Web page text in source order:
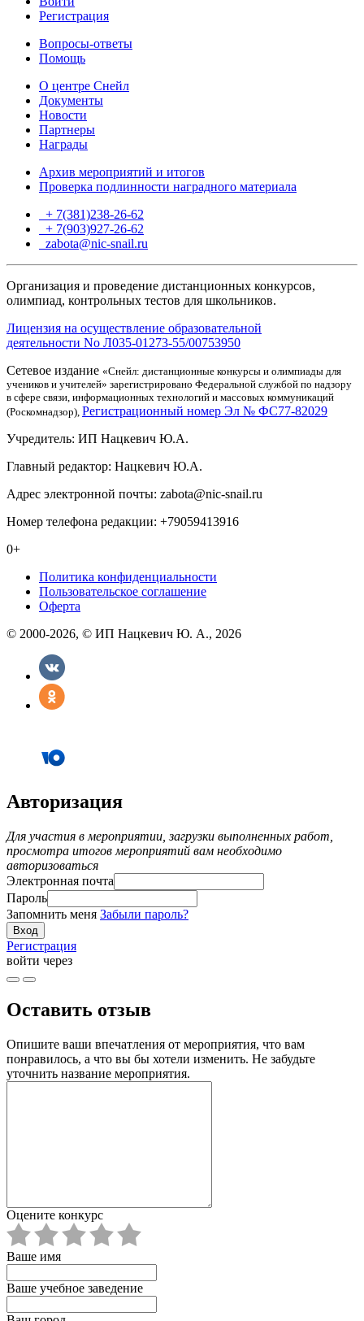
Регистрация
Вопросы-ответы
Помощь
О центре Снейл
Документы
Новости
Партнеры
Награды
Архив мероприятий и итогов
Проверка подлинности наградного материала
+ 7(381)238-26-62
+ 7(903)927-26-62
zabota@nic-snail.ru
Организация и проведение дистанционных конкурсов,
олимпиад, контрольных тестов для школьников.
Лицензия на осуществление образовательной
деятельности No Л035-01273-55/00753950
Сетевое издание «Снейл: дистанционные конкурсы и олимпиады для
учеников и учителей» зарегистрировано Федеральной службой по надзору
в сфере связи, информационных технологий и массовых коммуникаций
(Роскомнадзор), Регистрационный номер Эл № ФС77-82029
Учредитель: ИП Нацкевич Ю.А.
Главный редактор: Нацкевич Ю.А.
Адрес электронной почты: zabota@nic-snail.ru
Номер телефона редакции: +79059413916
0+
Политика конфиденциальности
Пользовательское соглашение
Оферта
© 2000-2026, © ИП Нацкевич Ю. А., 2026
Авторизация
Для участия в мероприятии, загрузки выполненных работ,
просмотра итогов мероприятий вам необходимо
авторизоваться
Электронная почта
Пароль
Запомнить меня Забыли пароль?
Регистрация
войти через
Оставить отзыв
Опишите ваши впечатления от мероприятия, что вам
понравилось, а что вы бы хотели изменить. Не забудьте
уточнить название мероприятия.
Оцените конкурс
Ваше имя
Ваше учебное заведение